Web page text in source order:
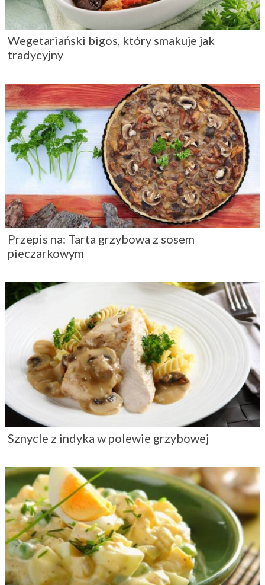
Wegetariański bigos, który smakuje jak
tradycyjny
Przepis na: Tarta grzybowa z sosem
pieczarkowym
Sznycle z indyka w polewie grzybowej